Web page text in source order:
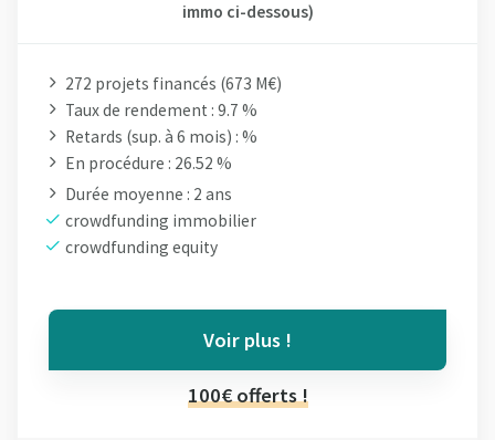
immo ci-dessous)
272 projets financés (673 M€)
Taux de rendement : 9.7 %
Retards (sup. à 6 mois) : %
En procédure : 26.52 %
Durée moyenne : 2 ans
crowdfunding immobilier
crowdfunding equity
Voir plus !
100€ offerts !